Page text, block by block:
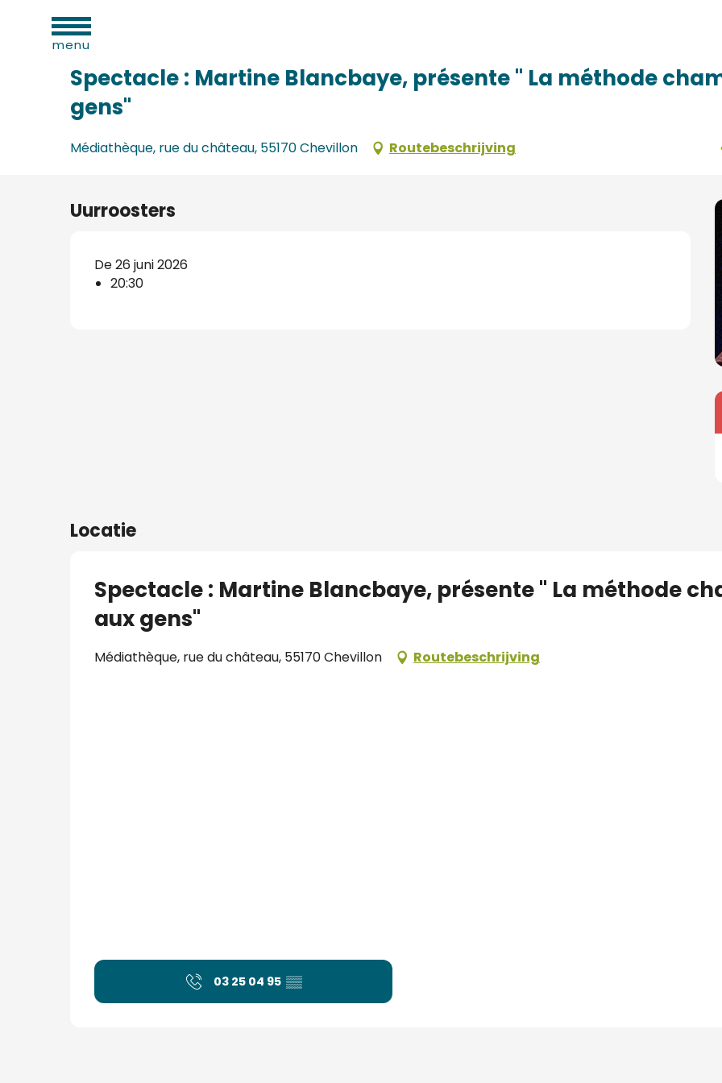
contenumenu
Home
Spectacle : Martine Blancbaye, présente " La méthode
gens"
Médiathèque, rue du château, 55170 Chevillon Routebeschrijving
Uurroosters
De 26 juni 2026
20:30
Locatie
Spectacle : Martine Blancbaye, présente " La méthode
aux gens"
Médiathèque, rue du château, 55170 Chevillon Routebeschrijving
03 25 04 95 ▒▒